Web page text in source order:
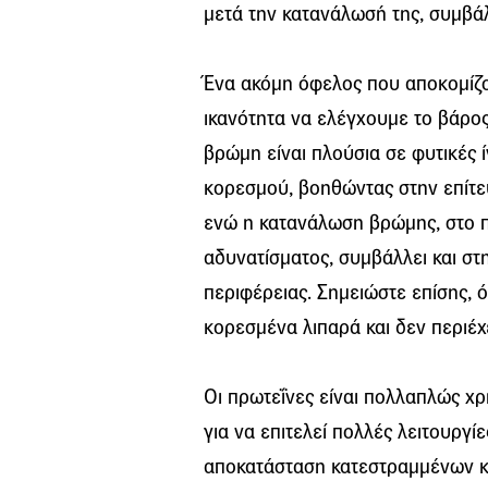
μετά την κατανάλωσή της,
Ένα ακόμη όφελος που
ικανότητα να ελέγχουμε το
βρώμη είναι πλούσια σε φυτικές
κορεσμού, βοηθώντας στην
ενώ η κατανάλωση βρώμης, στο
αδυνατίσματος, συμβάλλει και
περιφέρειας. Σημειώστε επίσης,
κορεσμένα λιπαρά και δεν
Οι πρωτεΐνες είναι πολλαπλώς
για να επιτελεί πολλές
αποκατάσταση κατεστραμμένων